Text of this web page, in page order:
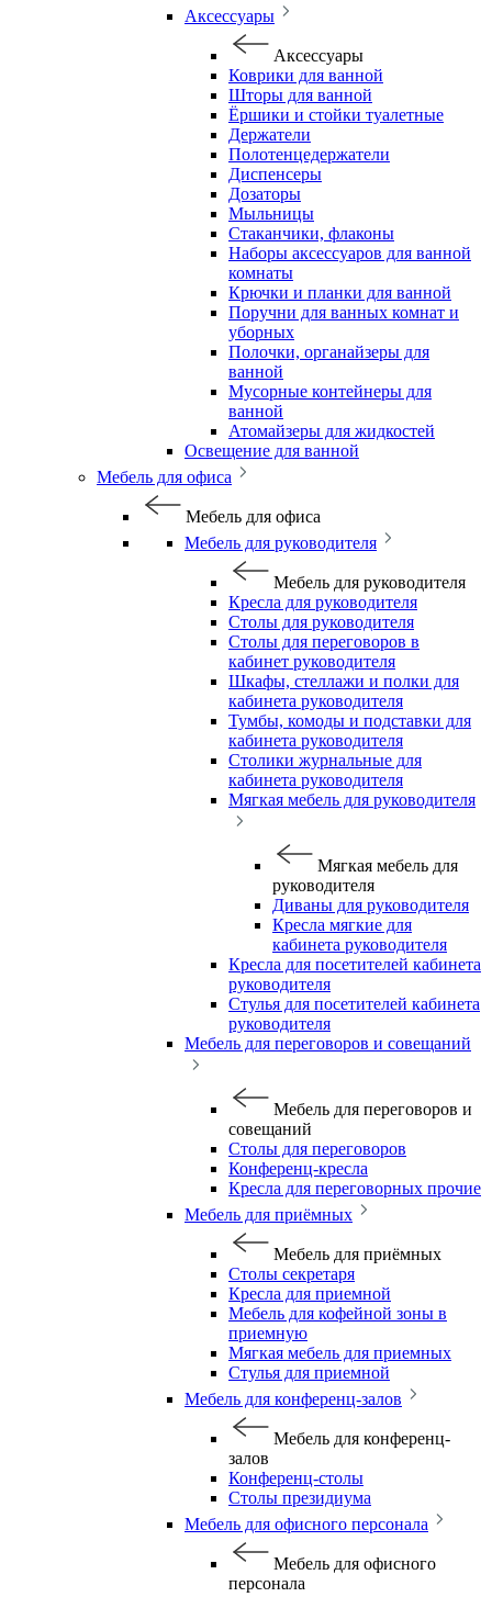
Аксессуары
Аксессуары
Коврики для ванной
Шторы для ванной
Ёршики и стойки туалетные
Держатели
Полотенцедержатели
Диспенсеры
Дозаторы
Мыльницы
Стаканчики, флаконы
Наборы аксессуаров для ванной
комнаты
Крючки и планки для ванной
Поручни для ванных комнат и
уборных
Полочки, органайзеры для
ванной
Мусорные контейнеры для
ванной
Атомайзеры для жидкостей
Освещение для ванной
Мебель для офиса
Мебель для офиса
Мебель для руководителя
Мебель для руководителя
Кресла для руководителя
Столы для руководителя
Столы для переговоров в
кабинет руководителя
Шкафы, стеллажи и полки для
кабинета руководителя
Тумбы, комоды и подставки для
кабинета руководителя
Столики журнальные для
кабинета руководителя
Мягкая мебель для руководителя
Мягкая мебель для
руководителя
Диваны для руководителя
Кресла мягкие для
кабинета руководителя
Кресла для посетителей кабинета
руководителя
Стулья для посетителей кабинета
руководителя
Мебель для переговоров и совещаний
Мебель для переговоров и
совещаний
Столы для переговоров
Конференц-кресла
Кресла для переговорных прочие
Мебель для приёмных
Мебель для приёмных
Столы секретаря
Кресла для приемной
Мебель для кофейной зоны в
приемную
Мягкая мебель для приемных
Стулья для приемной
Мебель для конференц-залов
Мебель для конференц-
залов
Конференц-столы
Столы президиума
Мебель для офисного персонала
Мебель для офисного
персонала